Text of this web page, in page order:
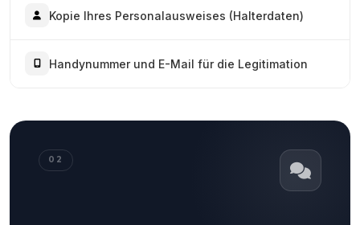
Kopie Ihres Personalausweises (Halterdaten)
Handynummer und E-Mail für die Legitimation
02